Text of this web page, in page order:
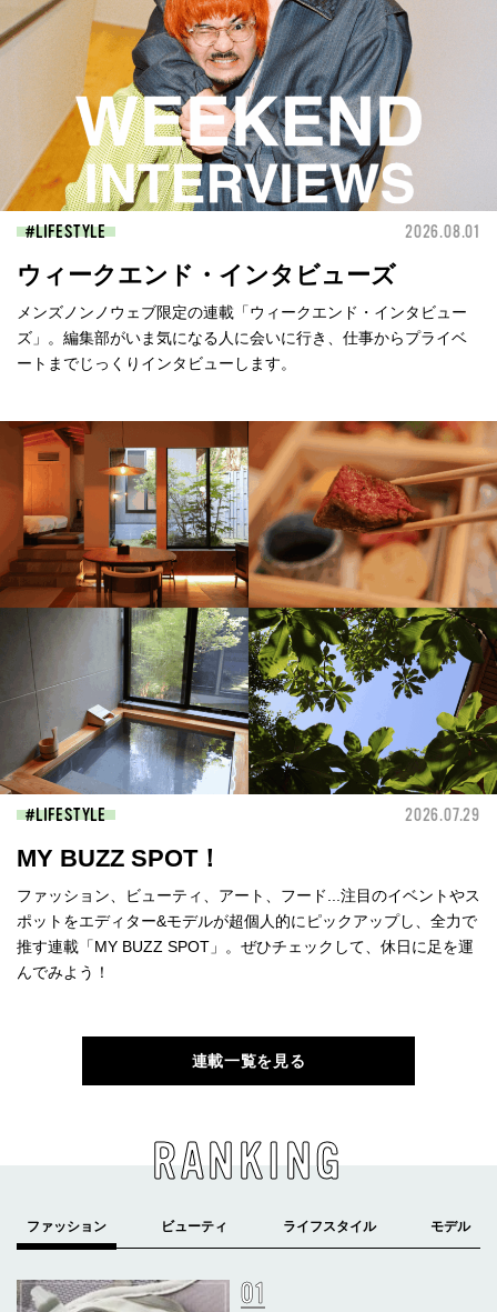
LIFESTYLE 2026.08.01
ウィークエンド・インタビューズ
メンズノンノウェブ限定の連載「ウィークエンド・インタビュー
ズ」。編集部がいま気になる人に会いに行き、仕事からプライベ
ートまでじっくりインタビューします。
LIFESTYLE 2026.07.29
MY BUZZ SPOT！
ファッション、ビューティ、アート、フード...注目のイベントやス
ポットをエディター&モデルが超個人的にピックアップし、全力で
推す連載「MY BUZZ SPOT」。ぜひチェックして、休日に足を運
んでみよう！
連載一覧を見る
RANKING